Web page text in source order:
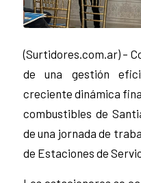
(Surtidores.com.ar) –
de una gestión
creciente dinámica
combustibles de
de una jornada de
de Estaciones de